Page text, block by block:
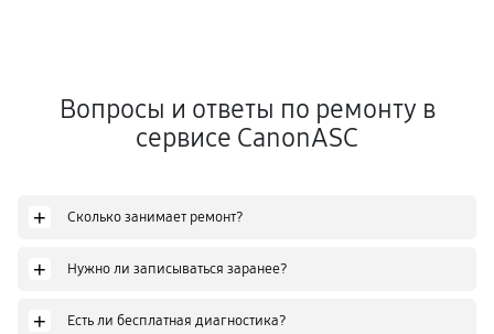
Вопросы и ответы по ремонту в
сервисе CanonASC
+ Сколько занимает ремонт?
+ Нужно ли записываться заранее?
+ Есть ли бесплатная диагностика?